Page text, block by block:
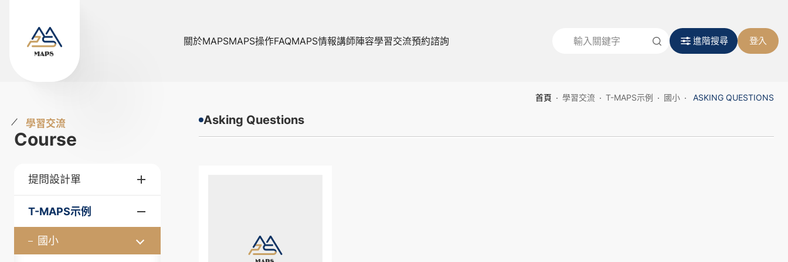
關於MAPSMAPS操作FAQMAPS情報講師陣容學習交流預約諮詢 進階搜尋 登入
首頁 學習交流 T-MAPS示例 國小 ASKING QUESTIONS
學習交流
Course
提問設計單
T-MAPS示例
國小
Asking Questions